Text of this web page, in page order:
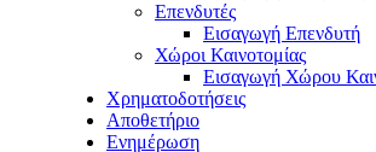
Επενδυτές
Εισαγωγή Επενδυτή
Χώροι Καινοτομίας
Εισαγωγή Χώρου
Χρηματοδοτήσεις
Αποθετήριο
Ενημέρωση